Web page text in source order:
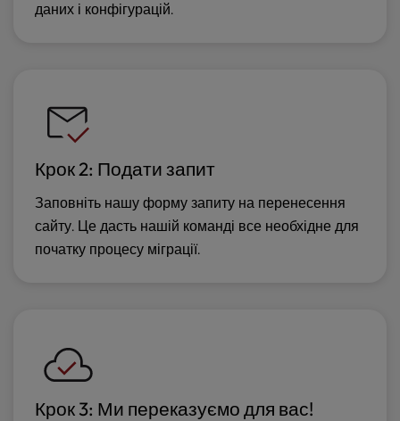
даних і конфігурацій.
Крок 2: Подати запит
Заповніть нашу форму запиту на перенесення
сайту. Це дасть нашій команді все необхідне для
початку процесу міграції.
Крок 3: Ми переказуємо для вас!